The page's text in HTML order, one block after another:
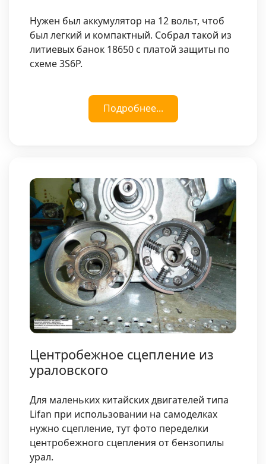
Нужен был аккумулятор на 12 вольт, чтоб
был легкий и компактный. Собрал такой из
литиевых банок 18650 с платой защиты по
схеме 3S6P.
Подробнее...
Центробежное сцепление из
ураловского
Для маленьких китайских двигателей типа
Lifan при использовании на самоделках
нужно сцепление, тут фото переделки
центробежного сцепления от бензопилы
урал.